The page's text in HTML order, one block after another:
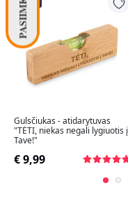
Gulsčiukas - atidarytuvas
"TĖTI, niekas negali lygiuotis į
Tave!"
€ 9,99